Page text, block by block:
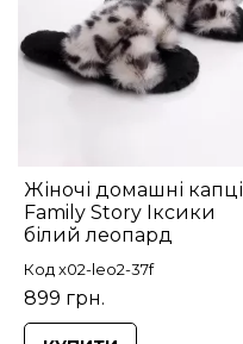
Жіночі домашні капці
Family Story Іксики
білий леопард
Код x02-leo2-37f
899 грн.